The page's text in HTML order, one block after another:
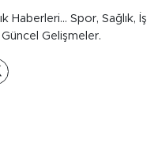
Haberleri... Spor, Sağlık, İş
Gelişmeler.